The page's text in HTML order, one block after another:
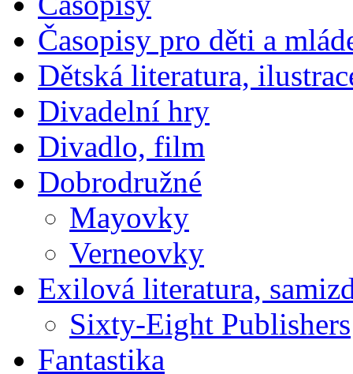
Časopisy pro děti a
Dětská literatura,
Divadelní hry
Divadlo, film
Dobrodružné
Mayovky
Verneovky
Exilová literatura,
Sixty-Eight Publishers
Fantastika